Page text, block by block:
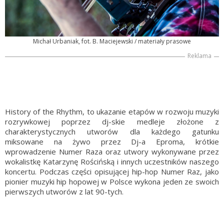
Michał Urbaniak, fot. B. Maciejewski / materiały prasowe
Reklama
History of the Rhythm, to ukazanie etapów w rozwoju muzyki
rozrywkowej poprzez dj-skie medleje złożone z
charakterystycznych utworów dla każdego gatunku
miksowane na żywo przez Dj-a Eproma, krótkie
wprowadzenie Numer Raza oraz utwory wykonywane przez
wokalistkę Katarzynę Rościńską i innych uczestników naszego
koncertu. Podczas części opisującej hip-hop Numer Raz, jako
pionier muzyki hip hopowej w Polsce wykona jeden ze swoich
pierwszych utworów z lat 90-tych.